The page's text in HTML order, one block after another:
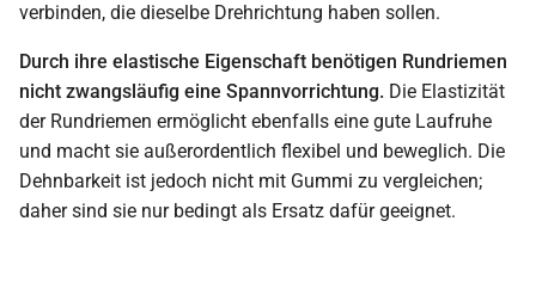
verbinden, die dieselbe Drehrichtung haben sollen.
Durch ihre elastische Eigenschaft benötigen Rundriemen
nicht zwangsläufig eine Spannvorrichtung. Die Elastizität
der Rundriemen ermöglicht ebenfalls eine gute Laufruhe
und macht sie außerordentlich flexibel und beweglich. Die
Dehnbarkeit ist jedoch nicht mit Gummi zu vergleichen;
daher sind sie nur bedingt als Ersatz dafür geeignet.